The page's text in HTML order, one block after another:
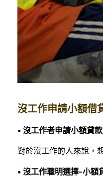
沒工作申請小額借
• 沒工作者申請小額貸款
對於沒工作的人來說，
• 沒工作聰明選擇-小額